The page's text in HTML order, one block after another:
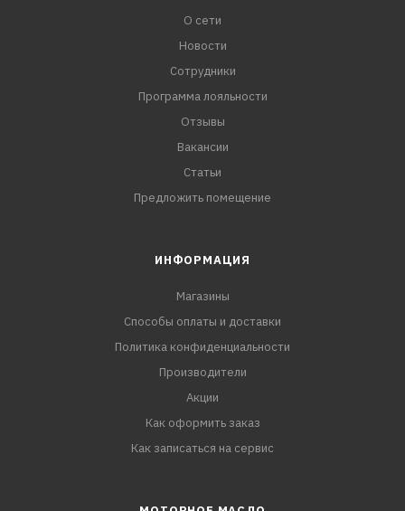
О сети
Новости
Сотрудники
Программа лояльности
Отзывы
Вакансии
Статьи
Предложить помещение
ИНФОРМАЦИЯ
Магазины
Способы оплаты и доставки
Политика конфиденциальности
Производители
Акции
Как оформить заказ
Как записаться на сервис